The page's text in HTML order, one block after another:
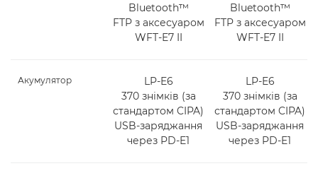
Bluetooth™
FTP з аксесуаром
WFT-E7 II
Bluetooth™
FTP з аксесуаром
WFT-E7 II
Акумулятор
LP-E6
370 знімків (за
стандартом CIPA)
USB-заряджання
через PD-E1
LP-E6
370 знімків (за
стандартом CIPA)
USB-заряджання
через PD-E1